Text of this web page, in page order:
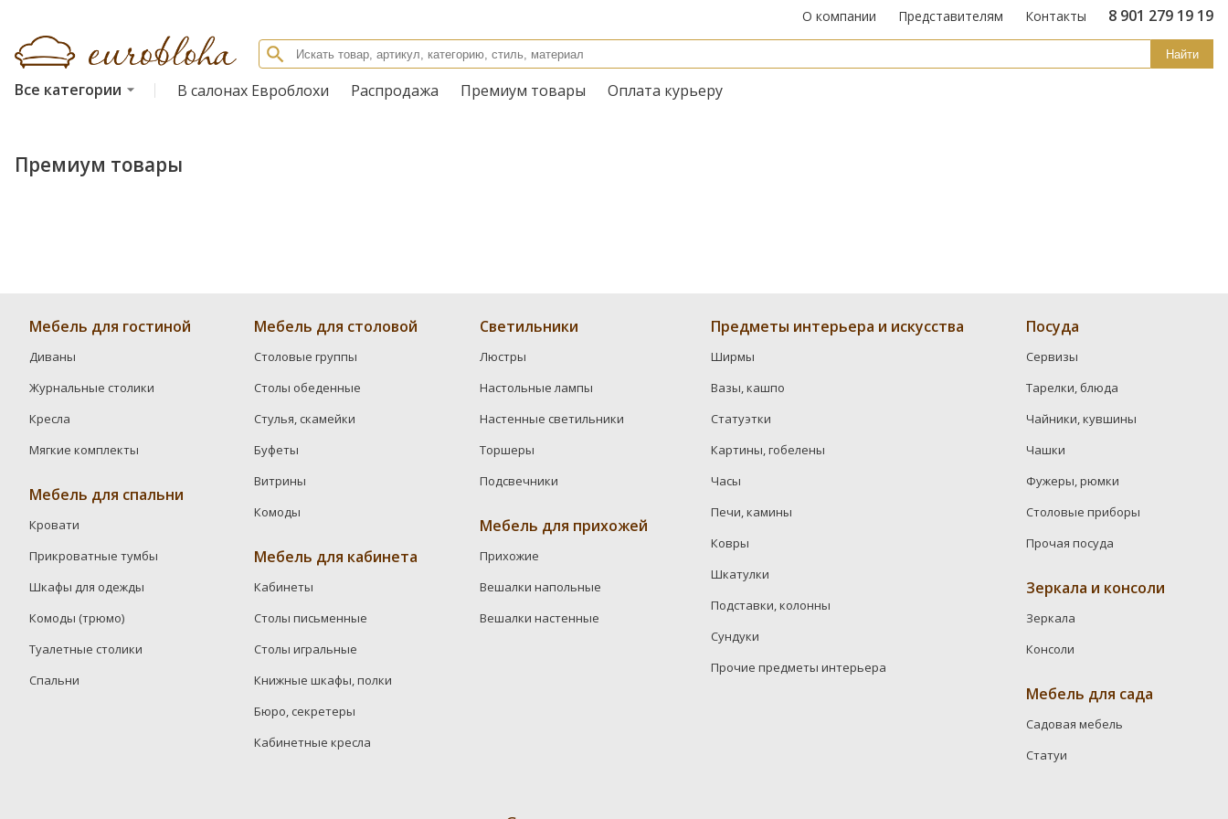
О компании Представителям Контакты 8 901 279 19 19
Найти
Все категории В салонах Евроблохи Распродажа Премиум товары Оплата курьеру
Премиум товары
Мебель для гостиной
Диваны
Журнальные столики
Кресла
Мягкие комплекты
Мебель для спальни
Кровати
Прикроватные тумбы
Шкафы для одежды
Комоды (трюмо)
Туалетные столики
Спальни
Мебель для столовой
Столовые группы
Столы обеденные
Стулья, скамейки
Буфеты
Витрины
Комоды
Мебель для кабинета
Кабинеты
Столы письменные
Столы игральные
Книжные шкафы, полки
Бюро, секретеры
Кабинетные кресла
Светильники
Люстры
Настольные лампы
Настенные светильники
Торшеры
Подсвечники
Мебель для прихожей
Прихожие
Вешалки напольные
Вешалки настенные
Предметы интерьера и искусства
Ширмы
Вазы, кашпо
Статуэтки
Картины, гобелены
Часы
Печи, камины
Ковры
Шкатулки
Подставки, колонны
Сундуки
Прочие предметы интерьера
Посуда
Сервизы
Тарелки, блюда
Чайники, кувшины
Чашки
Фужеры, рюмки
Столовые приборы
Прочая посуда
Зеркала и консоли
Зеркала
Консоли
Мебель для сада
Садовая мебель
Статуи